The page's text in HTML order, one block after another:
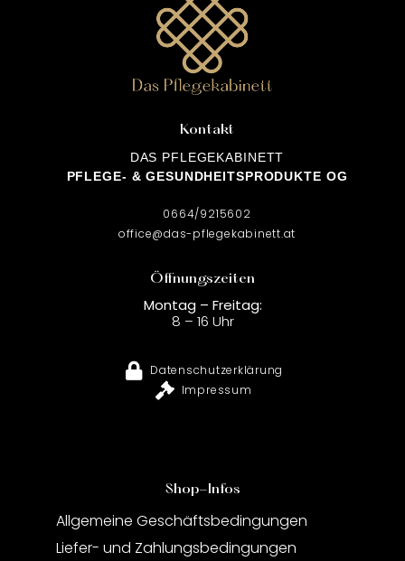
Kontakt
DAS PFLEGEKABINETT
PFLEGE- & GESUNDHEITSPRODUKTE OG
0664/9215602
office@das-pflegekabinett.at
Öffnungszeiten
Montag – Freitag:
8 – 16 Uhr
Datenschutzerklärung
Impressum
Shop-Infos
Allgemeine Geschäftsbedingungen
Liefer- und Zahlungsbedingungen